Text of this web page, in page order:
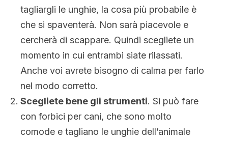
tagliargli le unghie, la cosa più probabile è
che si spaventerà. Non sarà piacevole e
cercherà di scappare. Quindi scegliete un
momento in cui entrambi siate rilassati.
Anche voi avrete bisogno di calma per farlo
nel modo corretto.
Scegliete bene gli strumenti. Si può fare
con forbici per cani, che sono molto
comode e tagliano le unghie dell’animale